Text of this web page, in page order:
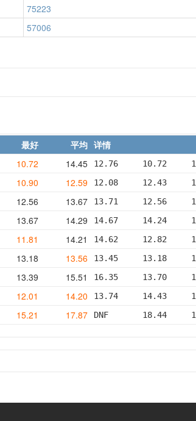
75223
57006
最好 平均 详情
10.72 14.45 12.76     10.72
10.90 12.59 12.08     12.43
12.56 13.67 13.71     12.56
13.67 14.29 14.67     14.24
11.81 14.21 14.62     12.82
13.18 13.56 13.45     13.18
13.39 15.51 16.35     13.70
12.01 14.20 13.74     14.43
15.21 17.87 DNF       18.44